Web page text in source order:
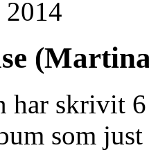
2014
har skrivit
som